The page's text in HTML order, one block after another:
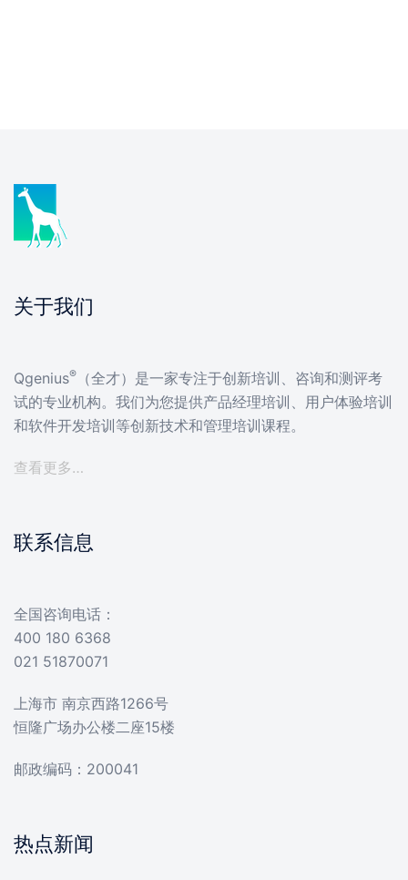
关于我们
Qgenius®
（全才）是一家专注于创新培训、咨询和测评考
试的专业机构。我们为您提供产品经理培训、用户体验培训
和软件开发培训等创新技术和管理培训课程。
查看更多…
联系信息
全国咨询电话：
400 180 6368
021 51870071
上海市 南京西路1266号
恒隆广场办公楼二座15楼
邮政编码：200041
热点新闻